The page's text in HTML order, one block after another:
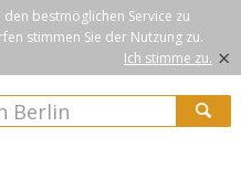
bestmöglichen Service zu
stimmen Sie der Nutzung zu.
Ich stimme zu. ×